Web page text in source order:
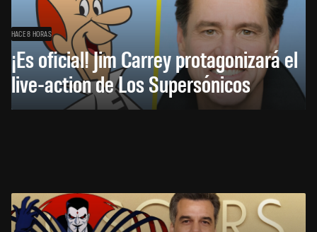
HACE 8 HORAS
¡Es oficial! Jim Carrey protagonizará el
live-action de Los Supersónicos